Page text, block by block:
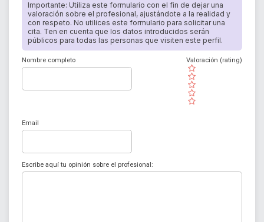
Importante: Utiliza este formulario con el fin de dejar una
valoración sobre el profesional, ajustándote a la realidad y
con respeto. No utilices este formulario para solicitar una
cita. Ten en cuenta que los datos introducidos serán
públicos para todas las personas que visiten este perfil.
Nombre completo
( )
( )
( )
( )
( )
Valoración (rating)
Email
Escribe aquí tu opinión sobre el profesional: